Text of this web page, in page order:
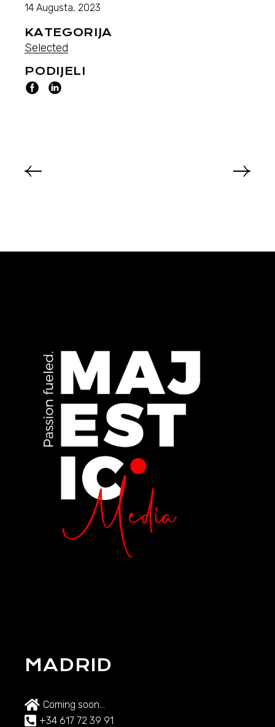
14 Augusta, 2023
KATEGORIJA
Selected
PODIJELI
MADRID
Coming soon...
+34 617 72 39 91